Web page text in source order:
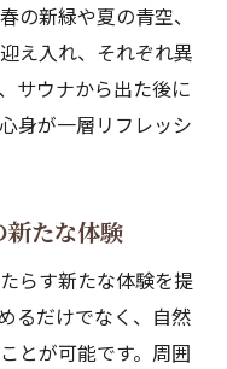
験を豊かにする
の魅力
らす健康効果
ポジティブな作用
性
得られる心の安ら
免疫強化効果
の新緑や夏の青空、
え入れ、それぞれ異
サウナから出た後に
身が一層リフレッシ
新たな体験
らす新たな体験を提
るだけでなく、自然
とが可能です。周囲